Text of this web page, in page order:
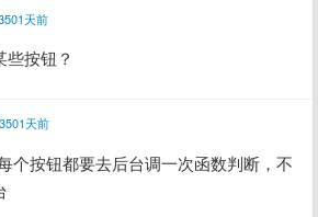
天前
按钮？
天前
个按钮都要去后台调一次函数判断，不